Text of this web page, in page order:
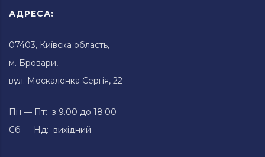
АДРЕСА:
07403, Київска область,
м. Бровари,
вул. Москаленка Сергія, 22
Пн — Пт: з 9.00 до 18.00
Сб — Нд: вихідний